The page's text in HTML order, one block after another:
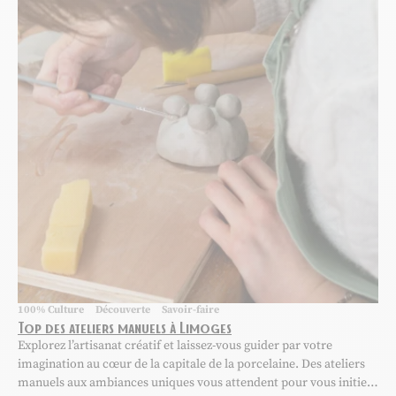
Top des ateliers manuels à Limoges
100% Culture Découverte Savoir-faire
Explorez l’artisanat créatif et laissez-vous guider par votre
imagination au cœur de la capitale de la porcelaine. Des ateliers
manuels aux ambiances uniques vous attendent pour vous initier